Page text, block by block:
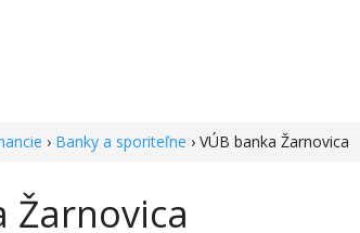
› Banky a sporiteľne › VÚB banka Žarnovica
Žarnovica